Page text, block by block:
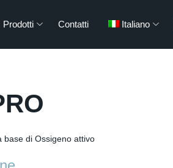
Prodotti Contatti Italiano
base di Ossigeno attivo